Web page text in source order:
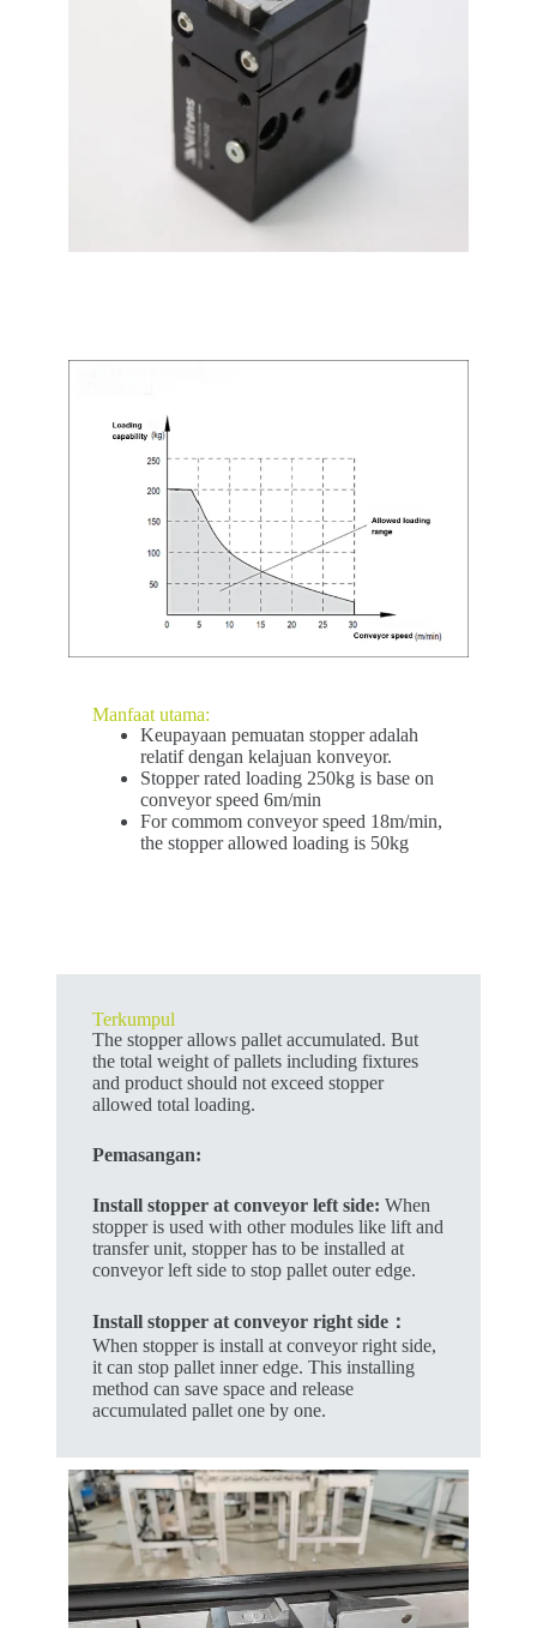
Manfaat utama:
Keupayaan pemuatan stopper adalah
relatif dengan kelajuan konveyor.
Stopper rated loading 250kg is base on
conveyor speed 6m/min
For commom conveyor speed 18m/min,
the stopper allowed loading is 50kg
Terkumpul
The stopper allows pallet accumulated. But
the total weight of pallets including fixtures
and product should not exceed stopper
allowed total loading.
Pemasangan:
Install stopper at conveyor left side: When
stopper is used with other modules like lift and
transfer unit, stopper has to be installed at
conveyor left side to stop pallet outer edge.
Install stopper at conveyor right side：
When stopper is install at conveyor right side,
it can stop pallet inner edge. This installing
method can save space and release
accumulated pallet one by one.